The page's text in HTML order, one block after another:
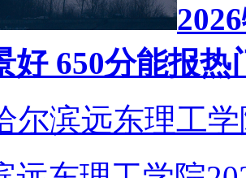
好 650分能报
尔滨远东理工